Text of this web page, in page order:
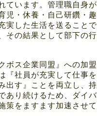
ています。管理職自身が
児・休養・自己研鑽・
実した生活を送ること
その結果として部下の
ボス企業同盟』への加盟
『社員が充実して仕事
出す』ことを両立し、
あり続けるため、ダイ
策をますます加速させて